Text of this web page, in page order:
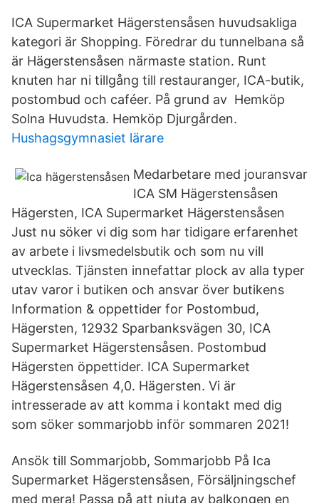
ICA Supermarket Hägerstensåsen huvudsakliga
kategori är Shopping. Föredrar du tunnelbana så
är Hägerstensåsen närmaste station. Runt
knuten har ni tillgång till restauranger, ICA-butik,
postombud och caféer. På grund av Hemköp
Solna Huvudsta. Hemköp Djurgården.
Hushagsgymnasiet lärare
Medarbetare med jouransvar
ICA SM Hägerstensåsen
Hägersten, ICA Supermarket Hägerstensåsen
Just nu söker vi dig som har tidigare erfarenhet
av arbete i livsmedelsbutik och som nu vill
utvecklas. Tjänsten innefattar plock av alla typer
utav varor i butiken och ansvar över butikens
Information & oppettider for Postombud,
Hägersten, 12932 Sparbanksvägen 30, ICA
Supermarket Hägerstensåsen. Postombud
Hägersten öppettider. ICA Supermarket
Hägerstensåsen 4,0. Hägersten. Vi är
intresserade av att komma i kontakt med dig
som söker sommarjobb inför sommaren 2021!
Ansök till Sommarjobb, Sommarjobb På Ica
Supermarket Hägerstensåsen, Försäljningschef
med mera! Passa på att njuta av balkongen en